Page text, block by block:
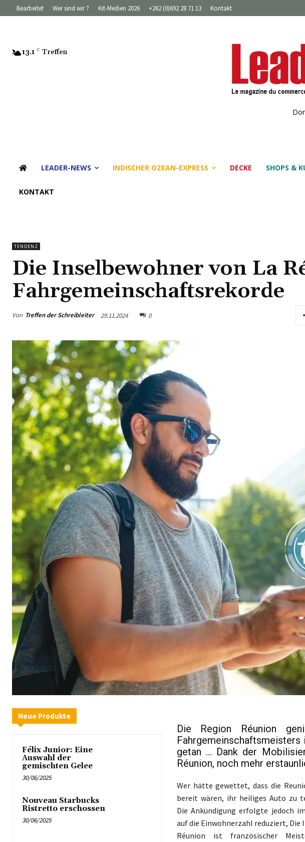
Bearbeitet Wer sind wir ? Kit-Medien 2026 +262 (0)692 28 71 13 Kontakt
13.1 C Treffen
LEADER-NEWS INDISCHER OZEAN-EXPRESS DECKE SHOPS &
KONTAKT
TENDENZ
Die Inselbewohner von La
Fahrgemeinschaftsrekorde
Von Treffen der Schreibleiter 29.11.2024 0
Neue Produkte
Félix Junior: Eine
Auswahl der
gemischten Gelee
30/06/2025
Nouveau Starbucks
Ristretto erschossen
30/06/2025
Die Region Réunion
getan ... Dank der
Réunion, noch mehr
Wer hätte gewettet, dass die
bereit wären, ihr heiliges Auto zu
Die Ankündigung erfolgte jedoch
auf die Einwohnerzahl reduziert, Die
Réunion ist französischer